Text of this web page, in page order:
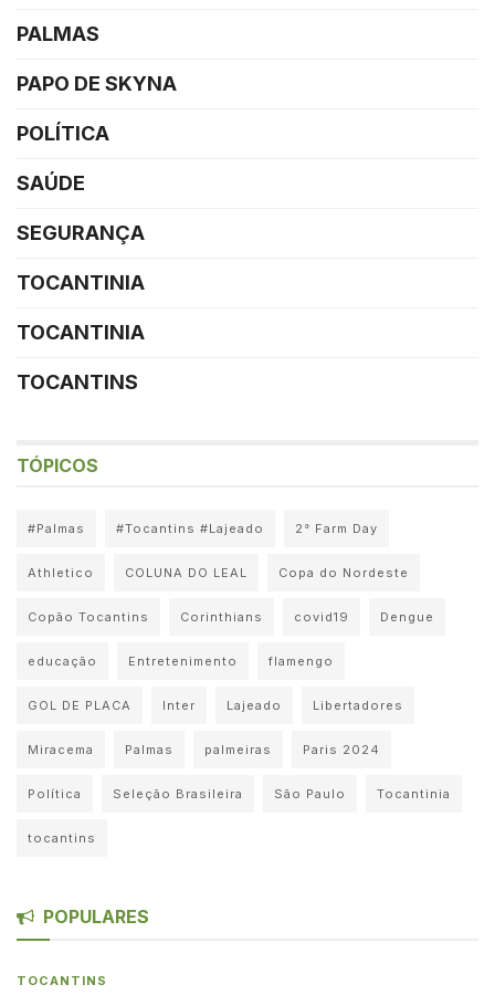
PALMAS
PAPO DE SKYNA
POLÍTICA
SAÚDE
SEGURANÇA
TOCANTINIA
TOCANTINIA
TOCANTINS
TÓPICOS
#Palmas #Tocantins #Lajeado 2° Farm Day
Athletico COLUNA DO LEAL Copa do Nordeste
Copão Tocantins Corinthians covid19 Dengue
educação Entretenimento flamengo
GOL DE PLACA Inter Lajeado Libertadores
Miracema Palmas palmeiras Paris 2024
Política Seleção Brasileira São Paulo Tocantinia
tocantins
POPULARES
TOCANTINS